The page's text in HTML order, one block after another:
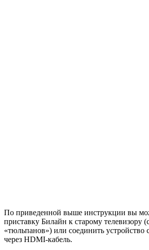
По приведенной выше инструкции вы
приставку Билайн к старому телевизору
«тюльпанов») или соединить
через HDMI-кабель.